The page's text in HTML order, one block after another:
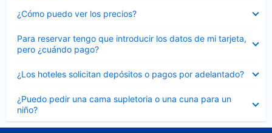
¿Cómo puedo ver los precios?
cerrado
Para reservar tengo que introducir los datos de mi tarjeta,
pero ¿cuándo pago?
cerrado
¿Los hoteles solicitan depósitos o pagos por adelantado?
cerrado
¿Puedo pedir una cama supletoria o una cuna para un
niño?
cerrado